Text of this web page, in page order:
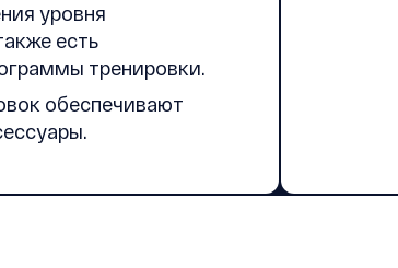
уровня
есть
тренировки.
обеспечивают